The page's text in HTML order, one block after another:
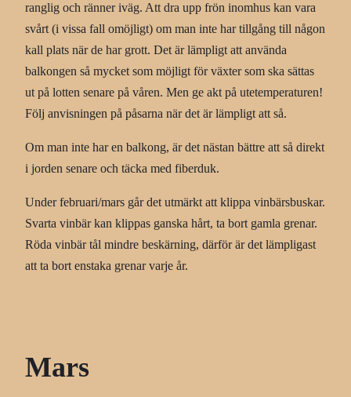
ranglig och ränner iväg. Att dra upp frön inomhus kan vara
svårt (i vissa fall omöjligt) om man inte har tillgång till någon
kall plats när de har grott. Det är lämpligt att använda
balkongen så mycket som möjligt för växter som ska sättas
ut på lotten senare på våren. Men ge akt på utetemperaturen!
Följ anvisningen på påsarna när det är lämpligt att så.
Om man inte har en balkong, är det nästan bättre att så direkt
i jorden senare och täcka med fiberduk.
Under februari/mars går det utmärkt att klippa vinbärsbuskar.
Svarta vinbär kan klippas ganska hårt, ta bort gamla grenar.
Röda vinbär tål mindre beskärning, därför är det lämpligast
att ta bort enstaka grenar varje år.
Mars